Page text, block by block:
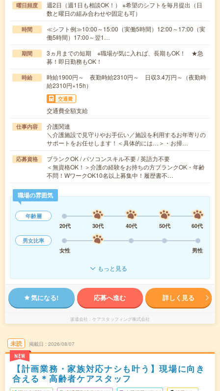
曜日頻度
週2日（週1日も相談OK！） ※希望のシフトを毎月提出（日
数と曜日の組み合わせや固定も可）
時間
≪シフト例≫10:00～15:00（実働5時間）12:00～17:00（実
働5時間）17:00～翌1…
期間
3ヵ月までの短期 ※職場が気に入れば、長期もOK！ ★急
募！即日勤務もOK！
時給
時給1900円～ 夜勤時給2310円～ 日収3.4万円～（夜勤時
給2310円×15h）
交通費
交通費全額支給
仕事内容
介護関連
＼介護施設で見守りやお手伝い／施設を利用するお年寄りの
サポートをお任せします！＜具体的には…＞・お掃…
応募資格
ブランクOK / パソコンスキル不要 / 英語力不要
＜無資格OK！＞介護の経験をお持ちの方ブランクOK・年齢
不問！WワークOK10名以上募集中！履歴書不…
職場の雰囲気
年齢層
20代
30代 40代 50代
60代
男女比率
女性
男性
もっと見る
気になる! 応募へ進む 詳しく見る
派遣会社 ケアスタッフィング株式会社
未読
NEW
掲載日 2026/08/07
【計画業務・家族対応ナシも叶う】現場に向き
合える＊高齢者ケアスタッフ